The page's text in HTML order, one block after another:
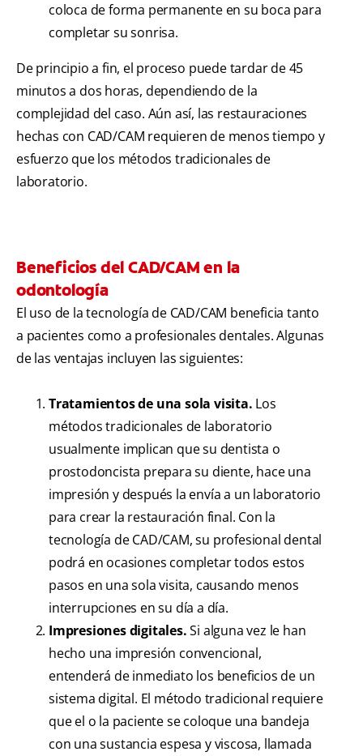
coloca de forma permanente en su boca para
completar su sonrisa.
De principio a fin, el proceso puede tardar de 45
minutos a dos horas, dependiendo de la
complejidad del caso. Aún así, las restauraciones
hechas con CAD/CAM requieren de menos tiempo y
esfuerzo que los métodos tradicionales de
laboratorio.
Beneficios del CAD/CAM en la
odontología
El uso de la tecnología de CAD/CAM beneficia tanto
a pacientes como a profesionales dentales. Algunas
de las ventajas incluyen las siguientes:
Tratamientos de una sola visita. Los
métodos tradicionales de laboratorio
usualmente implican que su dentista o
prostodoncista prepara su diente, hace una
impresión y después la envía a un laboratorio
para crear la restauración final. Con la
tecnología de CAD/CAM, su profesional dental
podrá en ocasiones completar todos estos
pasos en una sola visita, causando menos
interrupciones en su día a día.
Impresiones digitales.Si alguna vez le han
hecho una impresión convencional,
entenderá de inmediato los beneficios de un
sistema digital. El método tradicional requiere
que el o la paciente se coloque una bandeja
con una sustancia espesa y viscosa, llamada